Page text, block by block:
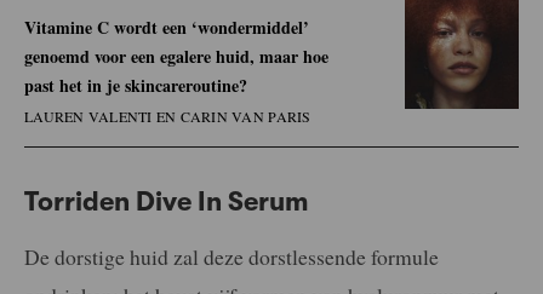
Vitamine C wordt een ‘wondermiddel’
genoemd voor een egalere huid, maar hoe
past het in je skincareroutine?
LAUREN VALENTI EN CARIN VAN PARIS
Torriden Dive In Serum
De dorstige huid zal deze dorstlessende formule